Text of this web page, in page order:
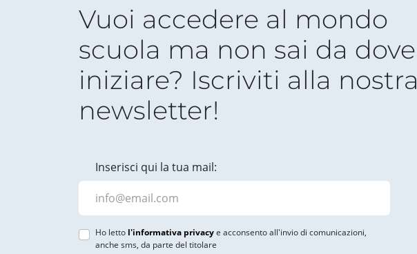
Vuoi accedere al mondo
scuola ma non sai da dove
iniziare? Iscriviti alla nostra
newsletter!
Inserisci qui la tua mail:
Ho letto l'informativa privacye acconsento all'invio di comunicazioni,
anche sms, da parte del titolare